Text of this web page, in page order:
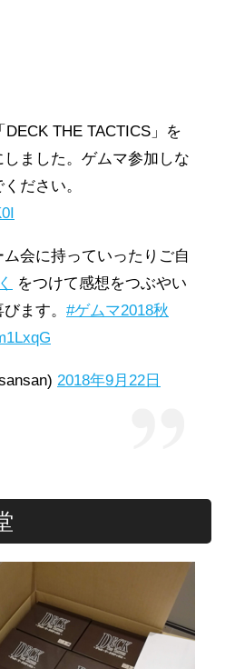
THE TACTICS」を
ました。ゲムマ参加しな
ださい。
会に持っていったりご自
をつけて感想をつぶやい
ます。 #ゲムマ2018秋
2018年9月22日